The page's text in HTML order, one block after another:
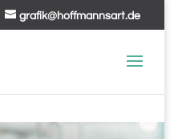
grafik@hoffmannsart.de